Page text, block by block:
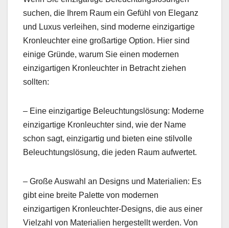
suchen, die Ihrem Raum ein Gefühl von Eleganz
und Luxus verleihen, sind moderne einzigartige
Kronleuchter eine großartige Option. Hier sind
einige Gründe, warum Sie einen modernen
einzigartigen Kronleuchter in Betracht ziehen
sollten:
– Eine einzigartige Beleuchtungslösung: Moderne
einzigartige Kronleuchter sind, wie der Name
schon sagt, einzigartig und bieten eine stilvolle
Beleuchtungslösung, die jeden Raum aufwertet.
– Große Auswahl an Designs und Materialien: Es
gibt eine breite Palette von modernen
einzigartigen Kronleuchter-Designs, die aus einer
Vielzahl von Materialien hergestellt werden. Von